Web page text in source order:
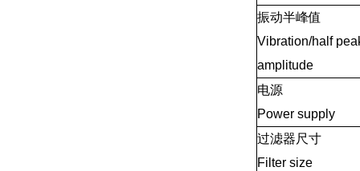
振动半峰值
Vibration/half
amplitude
电源
Power supply
过滤器尺寸
Filter size